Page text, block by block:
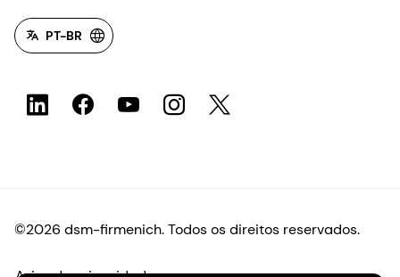
PT-BR
©2026 dsm-firmenich. Todos os direitos reservados.